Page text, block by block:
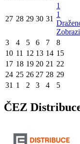
27 28 29 30 31
1
1
3 4 5 6 7 8
10 11 12 13 14 15
17 18 19 20 21 22
24 25 26 27 28 29
31 1 2 3 4 5
ČEZ